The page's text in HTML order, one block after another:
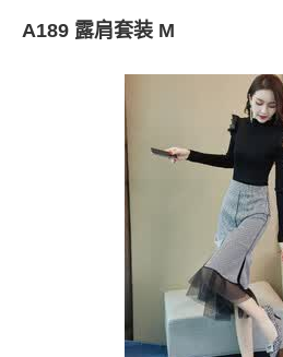
A189 露肩套装 M